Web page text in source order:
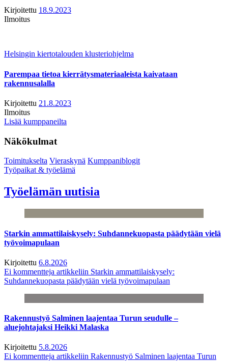
Kirjoitettu 18.9.2023
Ilmoitus
Helsingin kiertotalouden klusteriohjelma
Parempaa tietoa kierrätysmateriaaleista kaivataan
rakennusalalla
Kirjoitettu 21.8.2023
Ilmoitus
Lisää kumppaneilta
Näkökulmat
Toimitukselta Vieraskynä Kumppaniblogit
Työpaikat & työelämä
Työelämän uutisia
Starkin ammattilaiskysely: Suhdannekuopasta päädytään vielä
työvoimapulaan
Kirjoitettu 6.8.2026
Ei kommentteja artikkeliin Starkin ammattilaiskysely:
Suhdannekuopasta päädytään vielä työvoimapulaan
Rakennustyö Salminen laajentaa Turun seudulle –
aluejohtajaksi Heikki Malaska
Kirjoitettu 5.8.2026
Ei kommentteja artikkeliin Rakennustyö Salminen laajentaa Turun